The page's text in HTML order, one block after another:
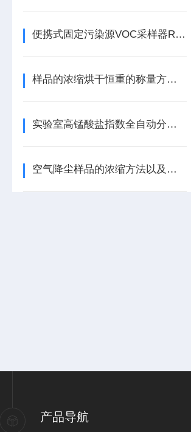
便携式固定污染源VOC采样器RGK-300型HJ644型吸附管采样
样品的浓缩烘干恒重的称量方法以及设备技术
实验室高锰酸盐指数全自动分析系统
空气降尘样品的浓缩方法以及设备
产品导航